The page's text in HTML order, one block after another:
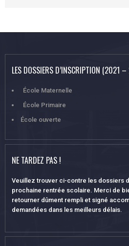
LES DOSSIERS D’INSCRIPTION (2021
École Maternelle
École Primaire
École ouverte
NE TARDEZ PAS !
Veuillez trouver ci-contre les dossiers
prochaine rentrée scolaire. Merci de
retourner dûment rempli et signé
demandées dans les meilleurs délais.